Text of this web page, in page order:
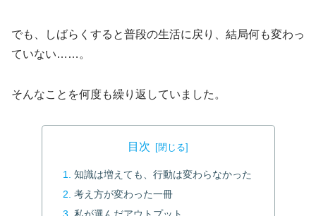
でも、しばらくすると普段の生活に戻り、結局何も変わっ
ていない……。
そんなことを何度も繰り返していました。
目次
知識は増えても、行動は変わらなかった
考え方が変わった一冊